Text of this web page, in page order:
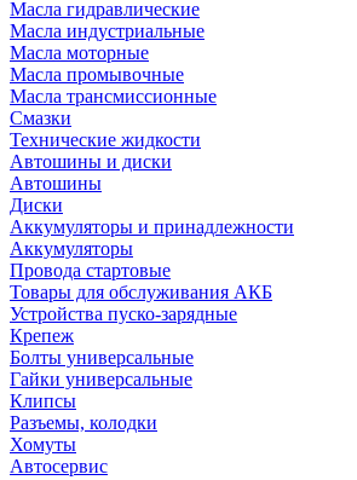
Масла гидравлические
Масла индустриальные
Масла моторные
Масла промывочные
Масла трансмиссионные
Смазки
Технические жидкости
Автошины и диски
Автошины
Диски
Аккумуляторы и принадлежности
Аккумуляторы
Провода стартовые
Товары для обслуживания АКБ
Устройства пуско-зарядные
Крепеж
Болты универсальные
Гайки универсальные
Клипсы
Разъемы, колодки
Хомуты
Автосервис